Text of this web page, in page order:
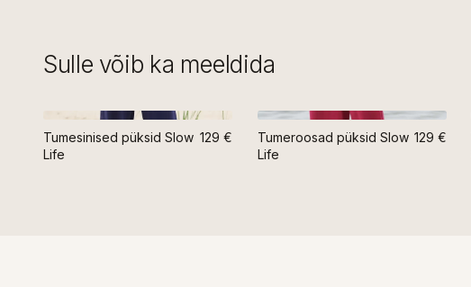
Sulle võib ka meeldida
Tumesinised püksid Slow
Life
129 €
Tumeroosad püksid Slow
Life
129 €